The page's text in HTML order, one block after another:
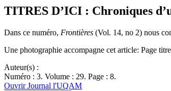
TITRES D’ICI : Chroniques
Dans ce numéro, Frontières (Vol. 14, no 2) nous
Une photographie accompagne cet article: Page
Auteur(s) :
Numéro : 3. Volume : 29. Page : 8.
Ouvrir Journal l'UQAM